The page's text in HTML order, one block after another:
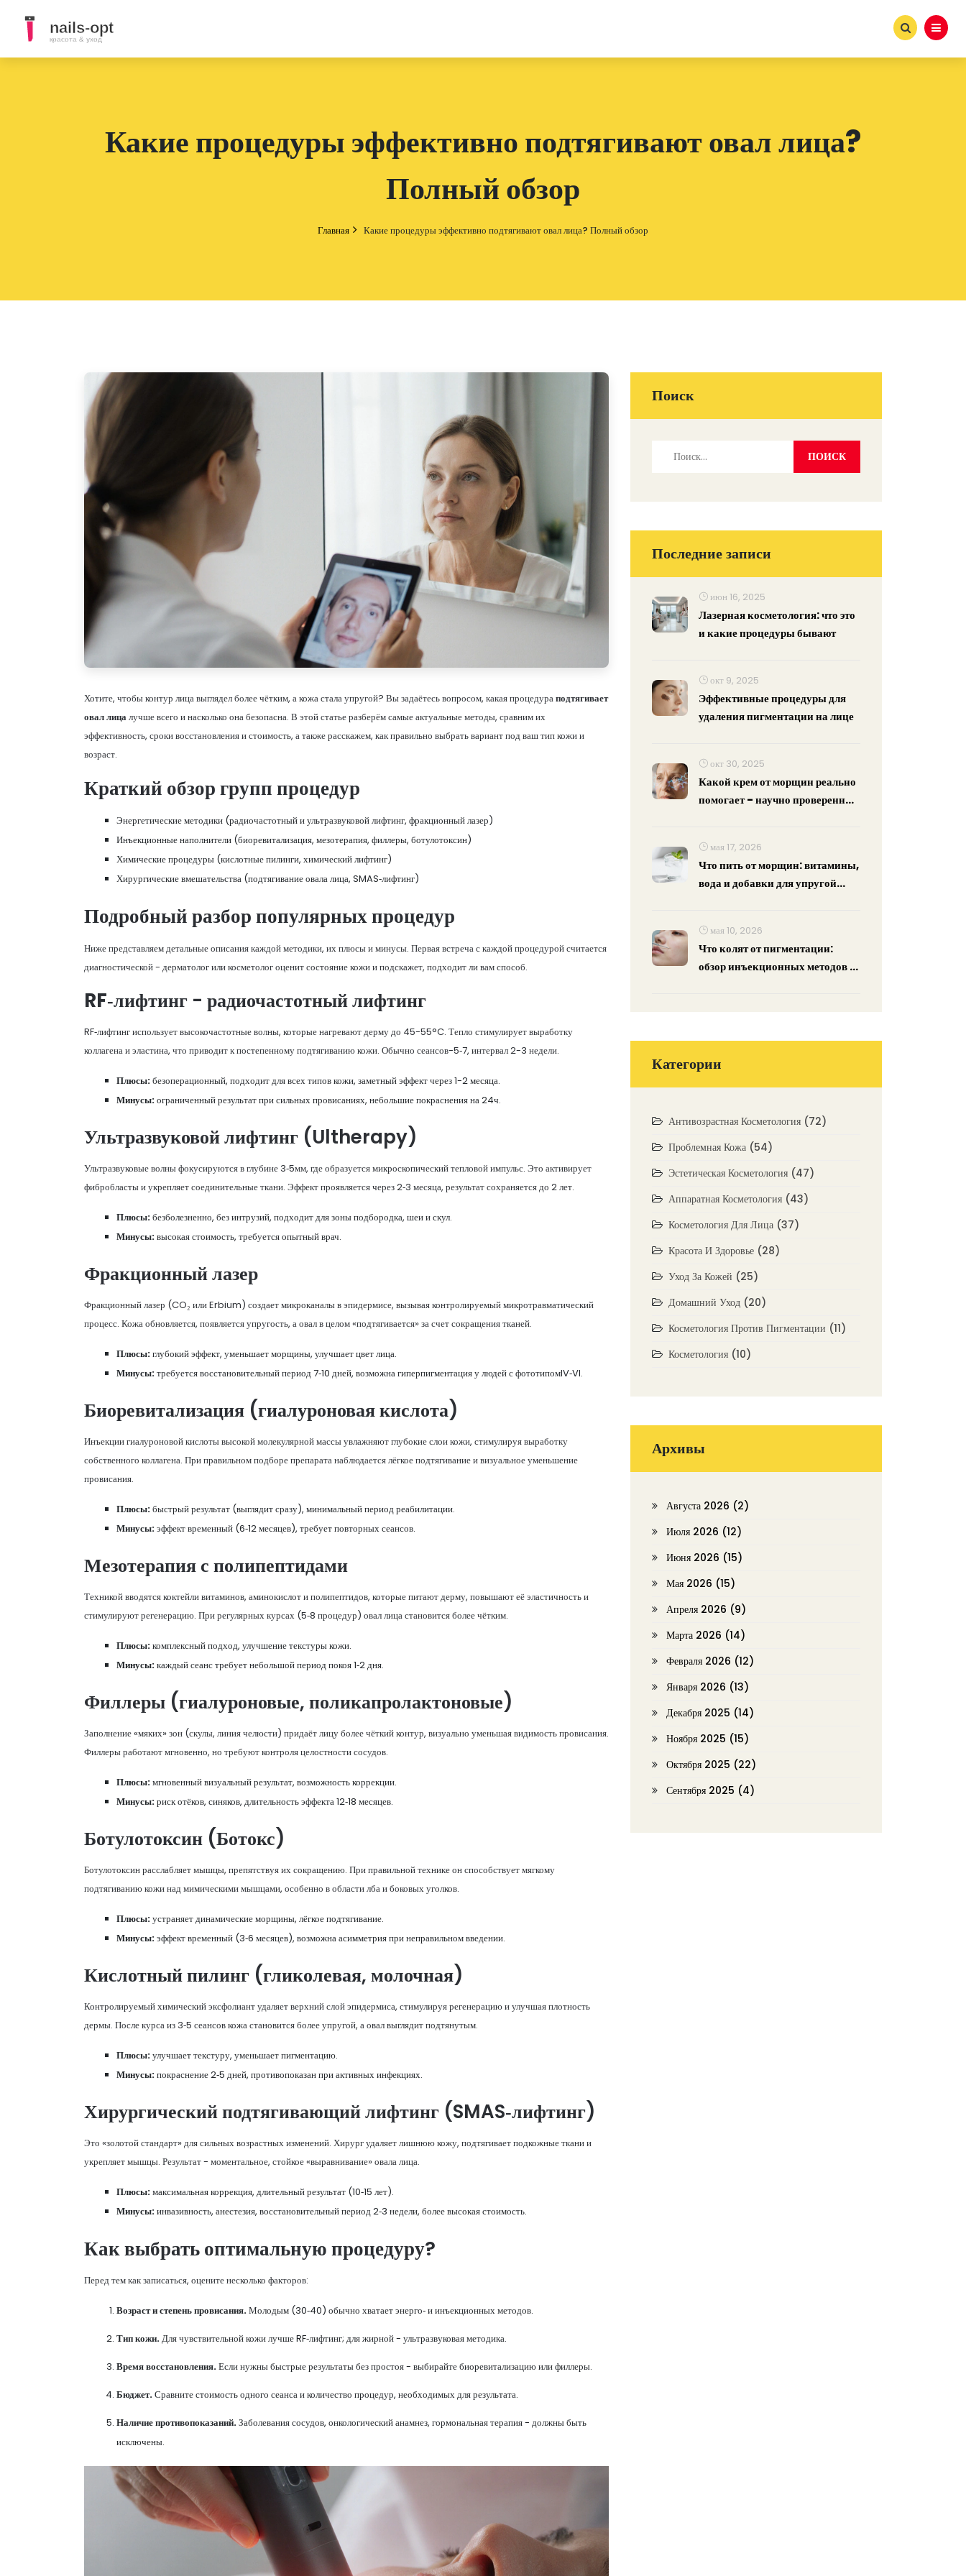
Какие процедуры эффективно подтягивают овал лица?
Полный обзор
Главная Какие процедуры эффективно подтягивают овал лица? Полный обзор
Хотите, чтобы контур лица выглядел более чётким, а кожа стала упругой? Вы задаётесь вопросом, какая процедураподтягивает
овал лицалучше всего и насколько она безопасна. В этой статье разберём самые актуальные методы, сравним их
эффективность, сроки восстановления и стоимость, а также расскажем, как правильно выбрать вариант под ваш тип кожи и
возраст.
Краткий обзор групп процедур
Энергетические методики (радиочастотный и ультразвуковой лифтинг, фракционный лазер)
Инъекционные наполнители (биоревитализация, мезотерапия, филлеры, ботулотоксин)
Химические процедуры (кислотные пилинги, химический лифтинг)
Хирургические вмешательства (подтягивание овала лица, SMAS‑лифтинг)
Подробный разбор популярных процедур
Ниже представляем детальные описания каждой методики, их плюсы и минусы. Первая встреча с каждой процедурой считается
диагностической - дерматолог или косметолог оценит состояние кожи и подскажет, подходит ли вам способ.
RF‑лифтинг - радиочастотный лифтинг
RF‑лифтинг использует высокочастотные волны, которые нагревают дерму до 45-55°C. Тепло стимулирует выработку
коллагена и эластина, что приводит к постепенному подтягиванию кожи. Обычно сеансов-5‑7, интервал 2-3 недели.
Плюсы:безоперационный, подходит для всех типов кожи, заметный эффект через 1-2 месяца.
Минусы:ограниченный результат при сильных провисаниях, небольшие покраснения на 24ч.
Ультразвуковой лифтинг (Ultherapy)
Ультразвуковые волны фокусируются в глубине 3‑5мм, где образуется микроскопический тепловой импульс. Это активирует
фибробласты и укрепляет соединительные ткани. Эффект проявляется через 2‑3 месяца, результат сохраняется до 2 лет.
Плюсы:безболезненно, без интрузий, подходит для зоны подбородка, шеи и скул.
Минусы:высокая стоимость, требуется опытный врач.
Фракционный лазер
Фракционный лазер (CO₂ или Erbium) создает микроканалы в эпидермисе, вызывая контролируемый микротравматический
процесс. Кожа обновляется, появляется упругость, а овал в целом «подтягивается» за счет сокращения тканей.
Плюсы:глубокий эффект, уменьшает морщины, улучшает цвет лица.
Минусы:требуется восстановительный период 7‑10 дней, возможна гиперпигментация у людей с фототипомIV‑VI.
Биоревитализация (гиалуроновая кислота)
Инъекции гиалуроновой кислоты высокой молекулярной массы увлажняют глубокие слои кожи, стимулируя выработку
собственного коллагена. При правильном подборе препарата наблюдается лёгкое подтягивание и визуальное уменьшение
провисания.
Плюсы:быстрый результат (выглядит сразу), минимальный период реабилитации.
Минусы:эффект временный (6‑12 месяцев), требует повторных сеансов.
Мезотерапияс полипептидами
Техникой вводятся коктейли витаминов, аминокислот и полипептидов, которые питают дерму, повышают её эластичность и
стимулируют регенерацию. При регулярных курсах (5‑8 процедур) овал лица становится более чётким.
Плюсы:комплексный подход, улучшение текстуры кожи.
Минусы:каждый сеанс требует небольшой период покоя 1‑2 дня.
Филлеры (гиалуроновые, поликапролактоновые)
Заполнение «мяких» зон (скулы, линия челюсти) придаёт лицу более чёткий контур, визуально уменьшая видимость провисания.
Филлеры работают мгновенно, но требуют контроля целостности сосудов.
Плюсы:мгновенный визуальный результат, возможность коррекции.
Минусы:риск отёков, синяков, длительность эффекта 12‑18 месяцев.
Ботулотоксин (Ботокс)
Ботулотоксин расслабляет мышцы, препятствуя их сокращению. При правильной технике он способствует мягкому
подтягиванию кожи над мимическими мышцами, особенно в области лба и боковых уголков.
Плюсы:устраняет динамические морщины, лёгкое подтягивание.
Минусы:эффект временный (3‑6 месяцев), возможна асимметрия при неправильном введении.
Кислотный пилинг (гликолевая, молочная)
Контролируемый химический эксфолиант удаляет верхний слой эпидермиса, стимулируя регенерацию и улучшая плотность
дермы. После курса из 3‑5 сеансов кожа становится более упругой, а овал выглядит подтянутым.
Плюсы:улучшает текстуру, уменьшает пигментацию.
Минусы:покраснение 2‑5 дней, противопоказан при активных инфекциях.
Хирургический подтягивающий лифтинг (SMAS‑лифтинг)
Это «золотой стандарт» для сильных возрастных изменений. Хирург удаляет лишнюю кожу, подтягивает подкожные ткани и
укрепляет мышцы. Результат - моментальное, стойкое «выравнивание» овала лица.
Плюсы:максимальная коррекция, длительный результат (10‑15 лет).
Минусы:инвазивность, анестезия, восстановительный период 2‑3 недели, более высокая стоимость.
Как выбрать оптимальную процедуру?
Перед тем как записаться, оцените несколько факторов:
Возраст и степень провисания.Молодым (30‑40) обычно хватает энерго‑ и инъекционных методов.
Тип кожи.Для чувствительной кожи лучше RF‑лифтинг; для жирной - ультразвуковая методика.
Время восстановления.Если нужны быстрые результаты без простоя - выбирайте биоревитализацию или филлеры.
Бюджет.Сравните стоимость одного сеанса и количество процедур, необходимых для результата.
Наличие противопоказаний.Заболевания сосудов, онкологический анамнез, гормональная терапия - должны быть
исключены.
Поиск
Последние записи
июн 16, 2025
Лазерная косметология: что это
и какие процедуры бывают
окт 9, 2025
Эффективные процедуры для
удаления пигментации на лице
окт 30, 2025
Какой крем от морщин реально
помогает - научно проверенные
мая 17, 2026
Что пить от морщин: витамины,
вода и добавки для упругой
мая 10, 2026
Что колят от пигментации:
обзор инъекционных методов и
Категории
Антивозрастная Косметология (72)
Проблемная Кожа (54)
Эстетическая Косметология (47)
Аппаратная Косметология (43)
Косметология Для Лица (37)
Красота И Здоровье (28)
Уход За Кожей (25)
Домашний Уход (20)
Косметология Против Пигментации (11)
Косметология (10)
Архивы
Августа 2026 (2)
Июля 2026 (12)
Июня 2026 (15)
Мая 2026 (15)
Апреля 2026 (9)
Марта 2026 (14)
Февраля 2026 (12)
Января 2026 (13)
Декабря 2025 (14)
Ноября 2025 (15)
Октября 2025 (22)
Сентября 2025 (4)